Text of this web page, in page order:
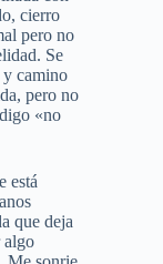
cierro
pero no
Se
y camino
pero no
«no
está
que deja
algo